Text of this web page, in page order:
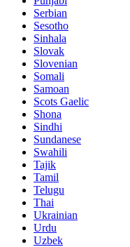
Serbian
Sesotho
Sinhala
Slovak
Slovenian
Somali
Samoan
Scots Gaelic
Shona
Sindhi
Sundanese
Swahili
Tajik
Tamil
Telugu
Thai
Ukrainian
Urdu
Uzbek